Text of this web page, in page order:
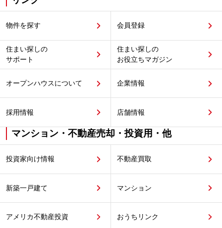
物件を探す 会員登録
住まい探しの
サポート
住まい探しの
お役立ちマガジン
オープンハウスについて 企業情報
採用情報 店舗情報
マンション・不動産売却・投資用・他
投資家向け情報 不動産買取
新築一戸建て マンション
アメリカ不動産投資 おうちリンク